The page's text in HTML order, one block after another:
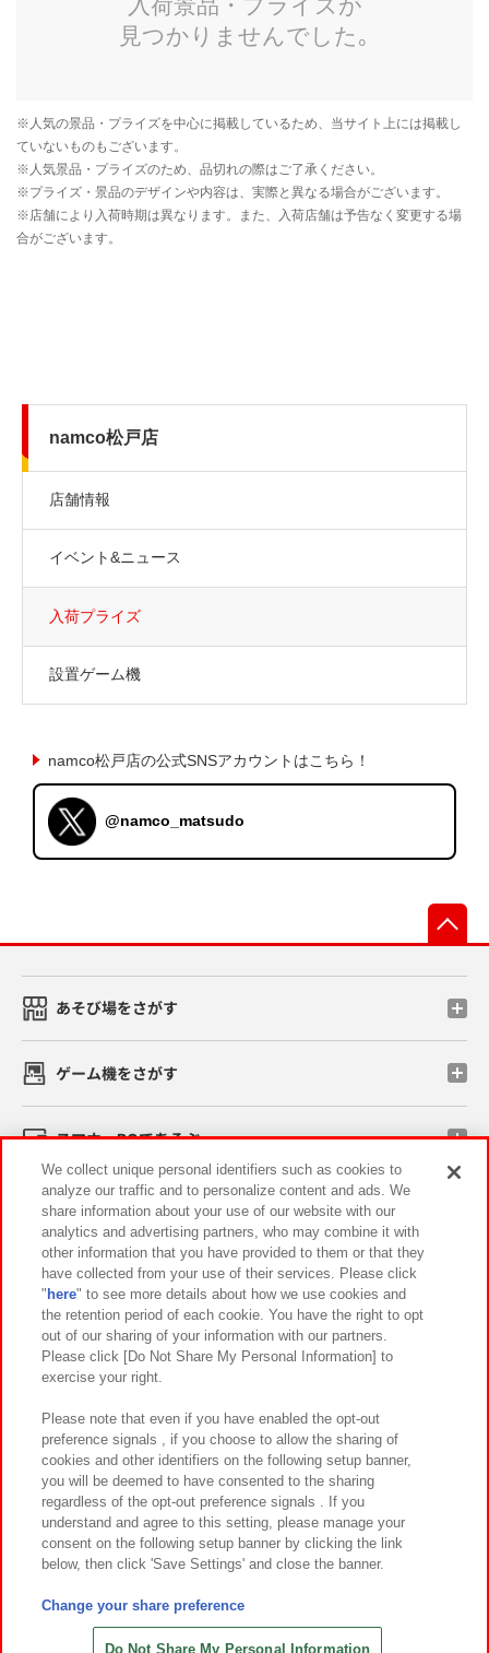
namco松戸店
店舗情報
イベント&ニュース
入荷プライズ
設置ゲーム機
namco松戸店の公式SNSアカウントはこちら！
@namco_matsudo
あそび場をさがす
ゲーム機をさがす
スマホ・PCであそぶ
イベント・キャンペーン
関連会社 サステナビリティ サイトポリシー
プライバシーポリシー ウェブアクセシビリティ方針と検証結果
お取引先さまとともに
カスタマーハラスメント対応方針 よくあるご質問・お問い合わせ
©Bandai Namco Amusement Inc.
©Bandai Namco Amusement Lab Inc.
©HANAYASHIKI Co., Ltd. All Rights Reserved.
We collect unique personal identifiers such as cookies to
analyze our traffic and to personalize content and ads. We
share information about your use of our website with our
analytics and advertising partners, who may combine it with
other information that you have provided to them or that they
have collected from your use of their services. Please click
" here" to see more details about how we use cookies and
the retention period of each cookie. You have the right to opt
out of our sharing of your information with our partners.
Please click [Do Not Share My Personal Information] to
exercise your right.
Please note that even if you have enabled the opt-out
preference signals , if you choose to allow the sharing of
cookies and other identifiers on the following setup banner,
you will be deemed to have consented to the sharing
regardless of the opt-out preference signals . If you
understand and agree to this setting, please manage your
consent on the following setup banner by clicking the link
below, then click 'Save Settings' and close the banner.
Change your share preference
Do Not Share My Personal Information